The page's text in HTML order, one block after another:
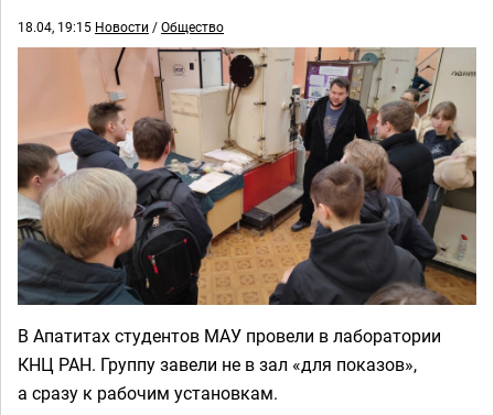
18.04, 19:15 Новости /Общество
В Апатитах студентов МАУ провели в лаборатории
КНЦ РАН. Группу завели не в зал «для показов»,
а сразу к рабочим установкам.